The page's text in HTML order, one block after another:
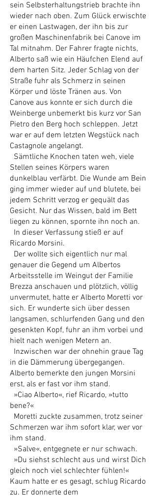
sein Selbsterhaltungstrieb brachte ihn
wieder nach oben. Zum Glück erwischte
er einen Lastwagen, der ihn bis zur
großen Maschinenfabrik bei Canove im
Tal mitnahm. Der Fahrer fragte nichts,
Alberto saß wie ein Häufchen Elend auf
dem harten Sitz. Jeder Schlag von der
Straße fuhr als Schmerz in seinen
Körper und löste Tränen aus. Von
Canove aus konnte er sich durch die
Weinberge unbemerkt bis kurz vor San
Pietro den Berg hoch schleppen. Jetzt
war er auf dem letzten Wegstück nach
Castagnole angelangt.
Sämtliche Knochen taten weh, viele
Stellen seines Körpers waren
dunkelblau verfärbt. Die Wunde am Bein
ging immer wieder auf und blutete, bei
jedem Schritt verzog er gequält das
Gesicht. Nur das Wissen, bald im Bett
liegen zu können, spornte ihn noch an.
In dieser Verfassung stieß er auf
Ricardo Morsini.
Der wollte sich eigentlich nur mal
genauer die Gegend um Albertos
Arbeitsstelle im Weingut der Familie
Brezza anschauen und plötzlich, völlig
unvermutet, hatte er Alberto Moretti vor
sich. Er wunderte sich über dessen
langsamen, schlurfenden Gang und den
gesenkten Kopf, fuhr an ihm vorbei und
hielt nach wenigen Metern an.
Inzwischen war der ohnehin graue Tag
in die Dämmerung übergegangen.
Alberto bemerkte den jungen Morsini
erst, als er fast vor ihm stand.
»Ciao Alberto«, rief Ricardo, »tutto
bene?«
Moretti zuckte zusammen, trotz seiner
Schmerzen war ihm sofort klar, wer vor
ihm stand.
»Salve«, entgegnete er nur schwach.
»Du siehst schlecht aus und wirst Dich
gleich noch viel schlechter fühlen!«
Kaum hatte er es gesagt, schlug Ricardo
zu. Er donnerte dem